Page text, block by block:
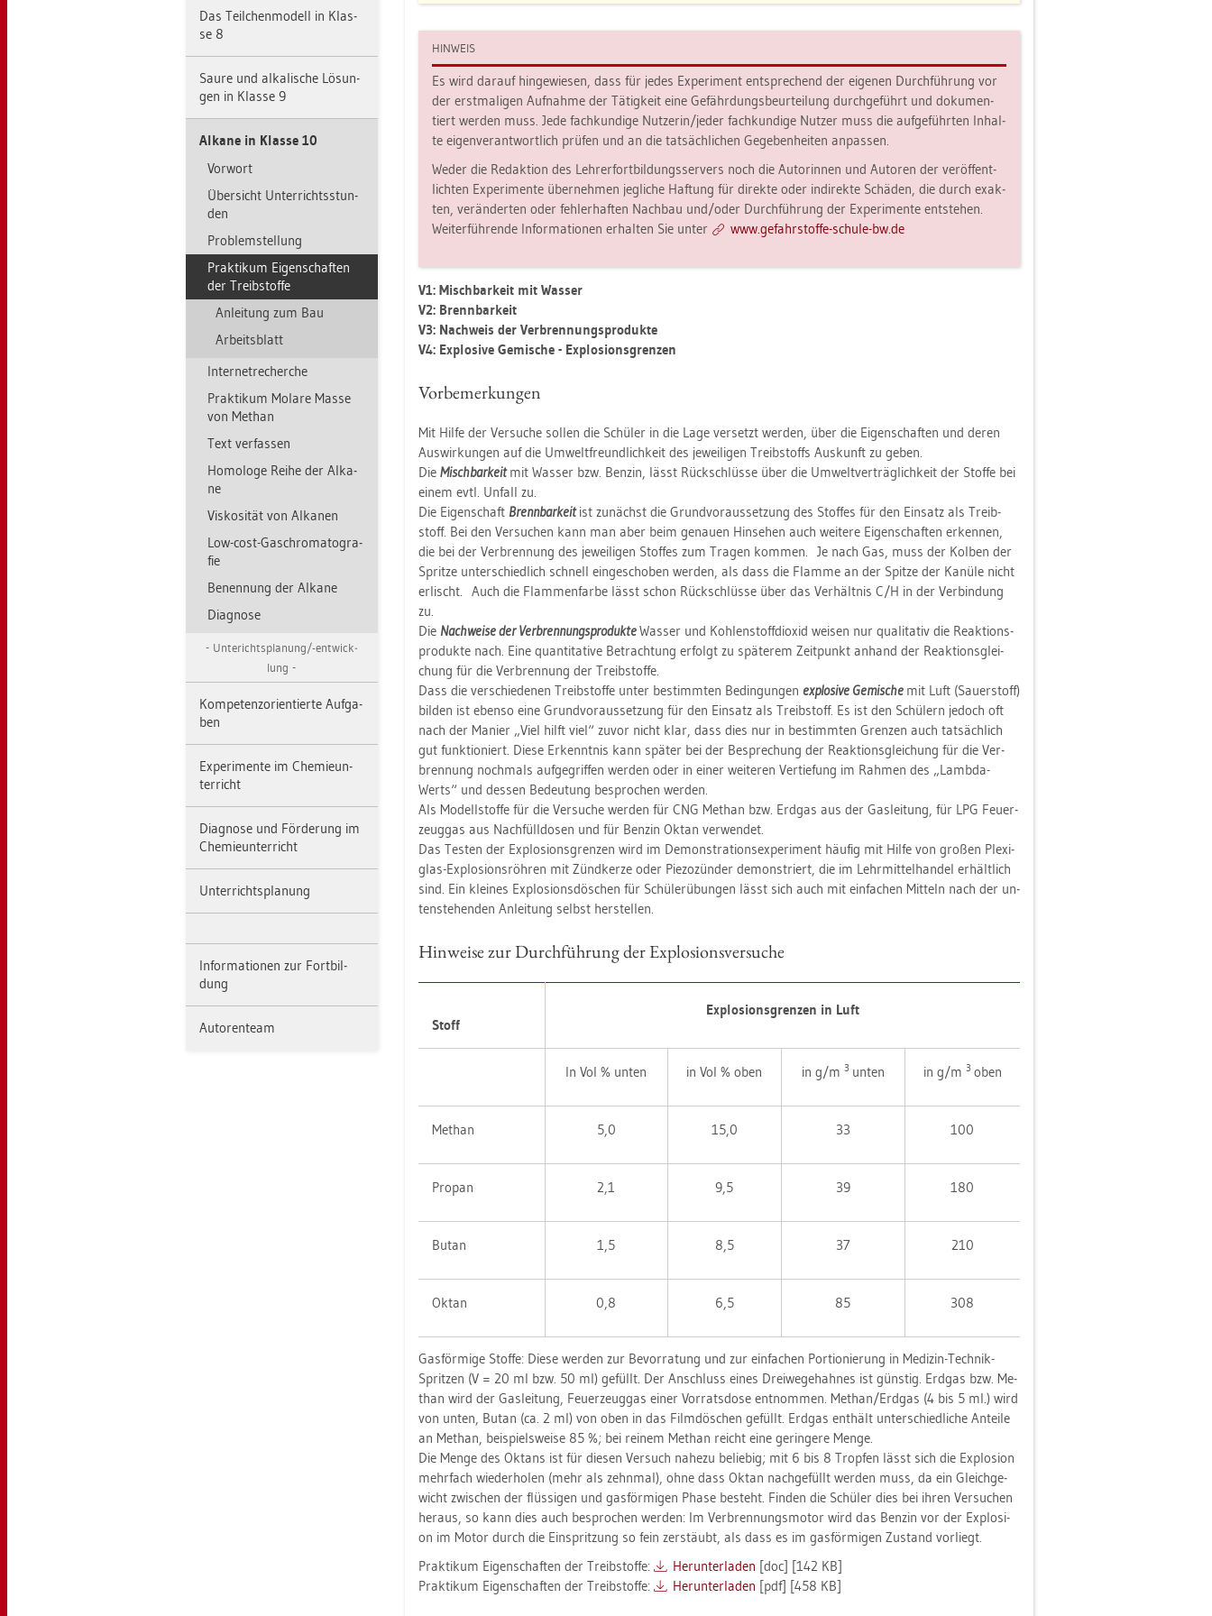
Das Teil­chen­mo­dell in Klas­
se 8
Saure und al­ka­li­sche Lö­sun­
gen in Klas­se 9
Al­ka­ne in Klas­se 10
Vor­wort
Über­sicht Un­ter­richts­stun­
den
Pro­blem­stel­lung
Prak­ti­kum Ei­gen­schaf­ten
der Treib­stof­fe
An­lei­tung zum Bau
Ar­beits­blatt
In­ter­net­re­cher­che
Prak­ti­kum Mo­la­re Masse
von Me­than
Text ver­fas­sen
Ho­mo­lo­ge Reihe der Al­ka­
ne
Vis­ko­si­tät von Al­ka­nen
Low-cost-Ga­sch­ro­ma­to­gra­
fie
Be­nen­nung der Al­ka­ne
Dia­gno­se
Un­terichts­pla­nung/-ent­wick­
lung
Kom­pe­tenz­ori­en­tier­te Auf­ga­
ben
Ex­pe­ri­men­te im Che­mie­un­
ter­richt
Dia­gno­se und För­de­rung im
Che­mie­un­ter­richt
Un­ter­richts­pla­nung
In­for­ma­tio­nen zur Fort­bil­
dung
Au­to­ren­team
HIN­WEIS
Es wird dar­auf hin­ge­wie­sen, dass für jedes Ex­pe­ri­ment ent­spre­chend der ei­ge­nen Durch­füh­rung vor
der erst­ma­li­gen Auf­nah­me der Tä­tig­keit eine Ge­fähr­dungs­be­ur­tei­lung durch­ge­führt und do­ku­men­
tiert wer­den muss. Jede fach­kun­di­ge Nut­ze­rin/jeder fach­kun­di­ge Nut­zer muss die auf­ge­führ­ten In­hal­
te ei­gen­ver­ant­wort­lich prü­fen und an die tat­säch­li­chen Ge­ge­ben­hei­ten an­pas­sen.
Weder die Re­dak­ti­on des Leh­rer­fort­bil­dungs­ser­vers noch die Au­to­rin­nen und Au­to­ren der ver­öf­fent­
lich­ten Ex­pe­ri­men­te über­neh­men jeg­li­che Haf­tung für di­rek­te oder in­di­rek­te Schä­den, die durch ex­ak­
ten, ver­än­der­ten oder feh­ler­haf­ten Nach­bau und/oder Durch­füh­rung der Ex­pe­ri­men­te ent­ste­hen.
Wei­ter­füh­ren­de In­for­ma­tio­nen er­hal­ten Sie unter
www.​gef​ahrs​toff​e-​schu­le-​bw.​de
V1: Misch­bar­keit mit Was­ser
V2: Brenn­bar­keit
V3: Nach­weis der Ver­bren­nungs­pro­duk­te
V4: Ex­plo­si­ve Ge­mi­sche - Ex­plo­si­ons­gren­zen
Vor­be­mer­kun­gen
Mit Hilfe der Ver­su­che sol­len die Schü­ler in die Lage ver­setzt wer­den, über die Ei­gen­schaf­ten und deren
Aus­wir­kun­gen auf die Um­welt­freund­lich­keit des je­wei­li­gen Treib­stoffs Aus­kunft zu geben.
Die Misch­bar­keitmit Was­ser bzw. Ben­zin, lässt Rück­schlüs­se über die Um­welt­ver­träg­lich­keit der Stof­fe bei
einem evtl. Un­fall zu.
Die Ei­gen­schaft Brenn­bar­keitist zu­nächst die Grund­vor­aus­set­zung des Stof­fes für den Ein­satz als Treib­
stoff. Bei den Ver­su­chen kann man aber beim ge­nau­en Hin­se­hen auch wei­te­re Ei­gen­schaf­ten er­ken­nen,
die bei der Ver­bren­nung des je­wei­li­gen Stof­fes zum Tra­gen kom­men. Je nach Gas, muss der Kol­ben der
Sprit­ze un­ter­schied­lich schnell ein­ge­scho­ben wer­den, als dass die Flam­me an der Spit­ze der Ka­nü­le nicht
er­lischt. Auch die Flam­men­far­be lässt schon Rück­schlüs­se über das Ver­hält­nis C/H in der Ver­bin­dung
zu.
Die Nach­wei­se der Ver­bren­nungs­pro­duk­teWas­ser und Koh­len­stoff­di­oxid wei­sen nur qua­li­ta­tiv die Re­ak­ti­ons­
pro­duk­te nach. Eine quan­ti­ta­ti­ve Be­trach­tung er­folgt zu spä­te­rem Zeit­punkt an­hand der Re­ak­ti­ons­glei­
chung für die Ver­bren­nung der Treib­stof­fe.
Dass die ver­schie­de­nen Treib­stof­fe unter be­stimm­ten Be­din­gun­gen ex­plo­si­ve Ge­mi­sche mit Luft (Sau­er­stoff)
bil­den ist eben­so eine Grund­vor­aus­set­zung für den Ein­satz als Treib­stoff. Es ist den Schü­lern je­doch oft
nach der Ma­nier „Viel hilft viel“ zuvor nicht klar, dass dies nur in be­stimm­ten Gren­zen auch tat­säch­lich
gut funk­tio­niert. Diese Er­kennt­nis kann spä­ter bei der Be­spre­chung der Re­ak­ti­ons­glei­chung für die Ver­
bren­nung noch­mals auf­ge­grif­fen wer­den oder in einer wei­te­ren Ver­tie­fung im Rah­men des „Lamb­da-
Werts“ und des­sen Be­deu­tung be­spro­chen wer­den.
Als Mo­dell­stof­fe für die Ver­su­che wer­den für CNG Me­than bzw. Erd­gas aus der Gas­lei­tung, für LPG Feu­er­
zeug­gas aus Nach­füll­do­sen und für Ben­zin Oktan ver­wen­det.
Das Tes­ten der Ex­plo­si­ons­gren­zen wird im De­mons­tra­ti­ons­ex­pe­ri­ment häu­fig mit Hilfe von gro­ßen Ple­xi­
glas-Ex­plo­si­ons­röh­ren mit Zünd­ker­ze oder Pie­zo­zün­der de­mons­triert, die im Lehr­mit­tel­han­del er­hält­lich
sind. Ein klei­nes Ex­plo­si­ons­dös­chen für Schü­ler­übun­gen lässt sich auch mit ein­fa­chen Mit­teln nach der un­
ten­ste­hen­den An­lei­tung selbst her­stel­len.
Hin­wei­se zur Durch­füh­rung der Ex­plo­si­ons­ver­su­che
Stoff
Ex­plo­si­ons­gren­zen in Luft
In Vol % unten in Vol % oben in g/m 3 unten in g/m 3 oben
Me­than 5,0 15,0 33 100
Pro­pan 2,1 9,5 39 180
Butan 1,5 8,5 37 210
Oktan 0,8 6,5 85 308
Gas­för­mi­ge Stof­fe: Diese wer­den zur Be­vor­ra­tung und zur ein­fa­chen Por­tio­nie­rung in Me­di­zin-Tech­nik-
Sprit­zen (V = 20 ml bzw. 50 ml) ge­füllt. Der An­schluss eines Drei­we­ge­h­ah­nes ist güns­tig. Erd­gas bzw. Me­
than wird der Gas­lei­tung, Feu­er­zeug­gas einer Vor­rats­do­se ent­nom­men. Me­than/Erd­gas (4 bis 5 ml.) wird
von unten, Butan (ca. 2 ml) von oben in das Film­d­ös­chen ge­füllt. Erd­gas ent­hält un­ter­schied­li­che An­tei­le
an Me­than, bei­spiels­wei­se 85 %; bei rei­nem Me­than reicht eine ge­rin­ge­re Menge.
Die Menge des Ok­tans ist für die­sen Ver­such na­he­zu be­lie­big; mit 6 bis 8 Trop­fen lässt sich die Ex­plo­si­on
mehr­fach wie­der­ho­len (mehr als zehn­mal), ohne dass Oktan nach­ge­füllt wer­den muss, da ein Gleich­ge­
wicht zwi­schen der flüs­si­gen und gas­för­mi­gen Phase be­steht. Fin­den die Schü­ler dies bei ihren Ver­su­chen
her­aus, so kann dies auch be­spro­chen wer­den: Im Ver­bren­nungs­mo­tor wird das Ben­zin vor der Ex­plo­si­
on im Motor durch die Ein­sprit­zung so fein zer­stäubt, als dass es im gas­för­mi­gen Zu­stand vor­liegt.
Prak­ti­kum Ei­gen­schaf­ten der Treib­stof­fe:
Her­un­ter­la­den [doc] [142 KB]
Prak­ti­kum Ei­gen­schaf­ten der Treib­stof­fe:
Her­un­ter­la­den [pdf] [458 KB]